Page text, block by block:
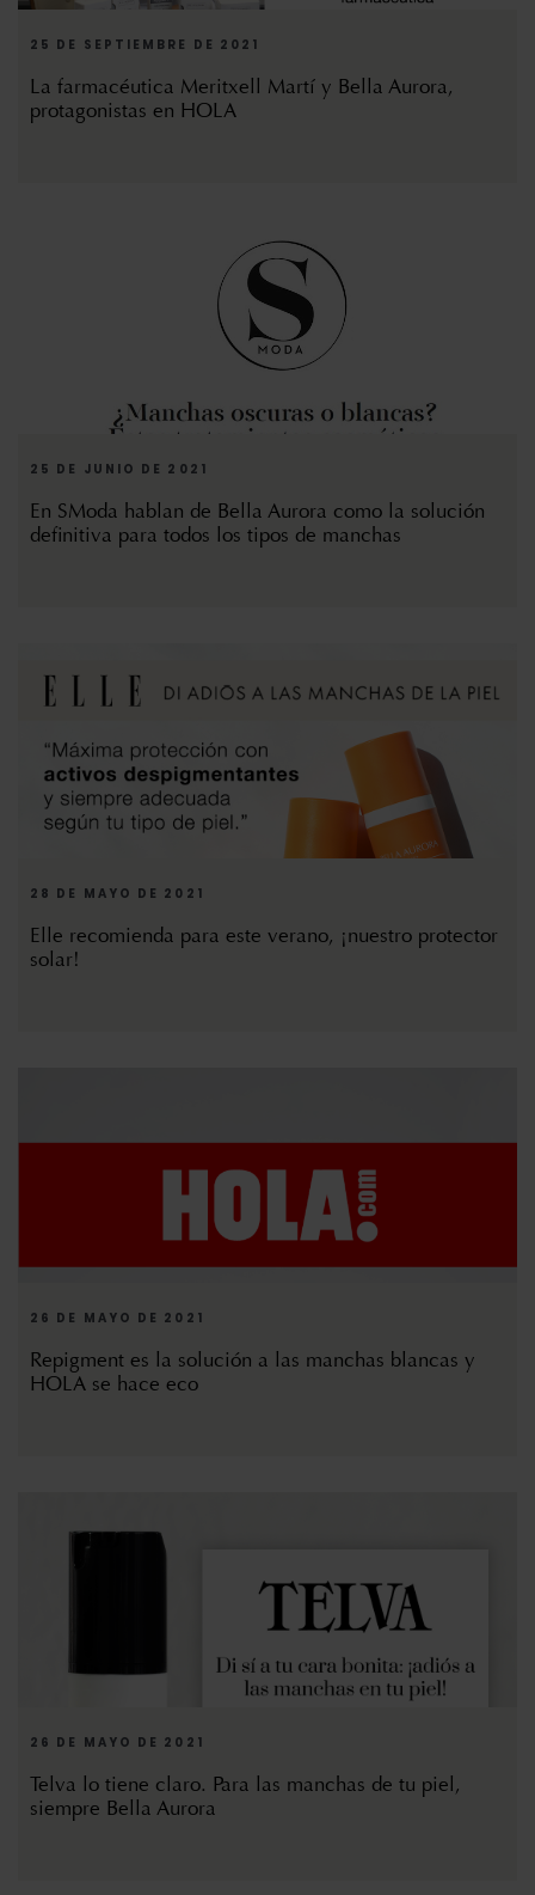
25 DE SEPTIEMBRE DE 2021
La farmacéutica Meritxell Martí y Bella Aurora,
protagonistas en HOLA
25 DE JUNIO DE 2021
En SModa hablan de Bella Aurora como la solución
definitiva para todos los tipos de manchas
28 DE MAYO DE 2021
Elle recomienda para este verano, ¡nuestro protector
solar!
26 DE MAYO DE 2021
Repigment es la solución a las manchas blancas y
HOLA se hace eco
26 DE MAYO DE 2021
Telva lo tiene claro. Para las manchas de tu piel,
siempre Bella Aurora